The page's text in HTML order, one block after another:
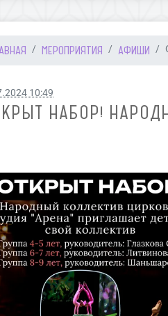
МЕРОПРИЯТИЯ АФИШИ
10:49
НАБОР!